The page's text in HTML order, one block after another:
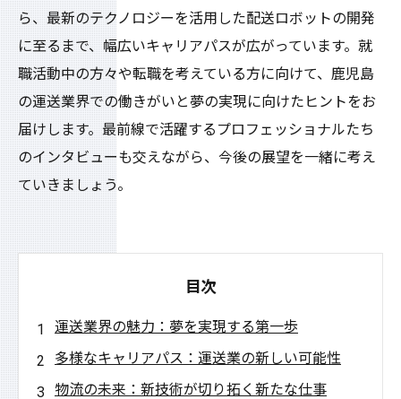
ら、最新のテクノロジーを活用した配送ロボットの開発
に至るまで、幅広いキャリアパスが広がっています。就
職活動中の方々や転職を考えている方に向けて、鹿児島
の運送業界での働きがいと夢の実現に向けたヒントをお
届けします。最前線で活躍するプロフェッショナルたち
のインタビューも交えながら、今後の展望を一緒に考え
ていきましょう。
目次
運送業界の魅力：夢を実現する第一歩
多様なキャリアパス：運送業の新しい可能性
物流の未来：新技術が切り拓く新たな仕事